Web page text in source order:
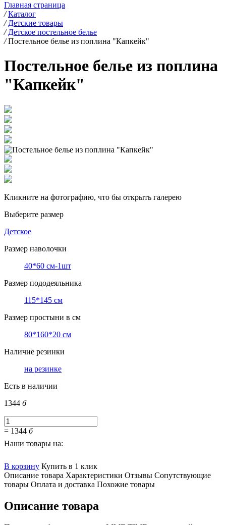
Главная страница
/ Каталог
/ Детские товары
/ Детское постельное белье
/ Постельное белье из поплина "Капкейк"
Постельное белье из поплина
"Капкейк"
Кликните на фотографию, что бы открыть галерею
Выберите размер
Детское
Размер наволочки
40*60 см-1шт
Размер пододеяльника
115*145 см
Размер простыни в см
80*160*20 см
Наличие резинки
на резинке
Есть в наличии
1344 б
= 1344 б
Наши товары на:
В корзину Купить в 1 клик
Описание товара Характеристики Отзывы Сопутствующие
товары Оплата и доставка Похожие товары
Описание товара